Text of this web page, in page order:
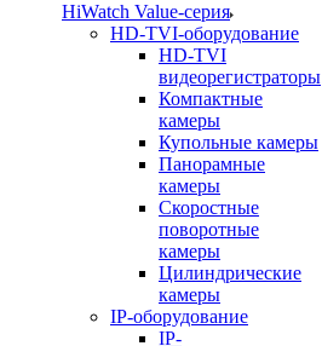
HiWatch Value-серия
HD-TVI-оборудование
HD-TVI
видеорегистраторы
Компактные
камеры
Купольные камеры
Панорамные
камеры
Скоростные
поворотные
камеры
Цилиндрические
камеры
IP-оборудование
IP-